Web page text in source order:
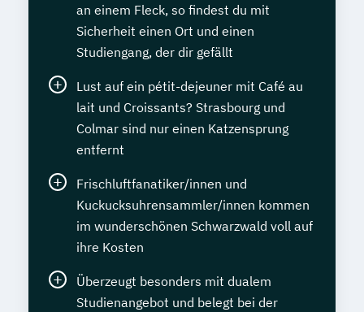
an einem Fleck, so findest du mit
Sicherheit einen Ort und einen
Studiengang, der dir gefällt
Lust auf ein pétit-dejeuner mit Café au
lait und Croissants? Strasbourg und
Colmar sind nur einen Katzensprung
entfernt
Frischluftfanatiker/innen und
Kuckucksuhrensammler/innen kommen
im wunderschönen Schwarzwald voll auf
ihre Kosten
Überzeugt besonders mit dualem
Studienangebot und belegt bei der